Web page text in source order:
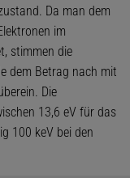
Da man dem
im
stimmen die
dem Betrag nach mit
Die
13,6 eV für das
100 keV bei den